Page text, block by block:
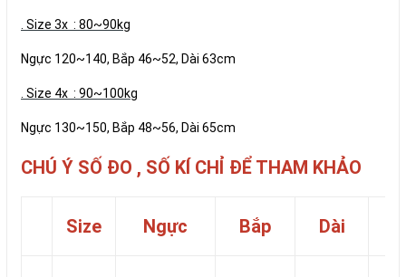
. Size 3x : 80~90kg
Ngực 120~140, Bắp 46~52, Dài 63cm
. Size 4x : 90~100kg
Ngực 130~150, Bắp 48~56, Dài 65cm
CHÚ Ý SỐ ĐO , SỐ KÍ CHỈ ĐỂ THAM KHẢO
Size Ngực Bắp Dài